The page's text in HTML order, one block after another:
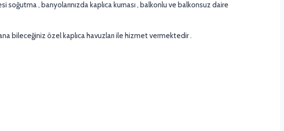
, banyolarınızda kaplıca kurnası , balkonlu ve balkonsuz daire
bileceğiniz özel kaplıca havuzları ile hizmet vermektedir .